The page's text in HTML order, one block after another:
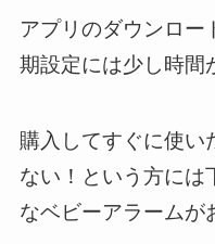
アプリのダウンロー
期設定には少し時間
購入してすぐに使い
ない！という方には
なベビーアラームが